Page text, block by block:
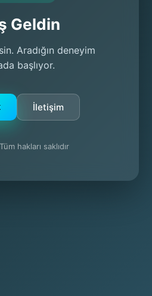
Geldin
Aradığın deneyim
başlıyor.
İletişim
hakları saklıdır